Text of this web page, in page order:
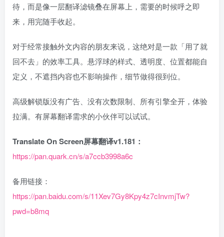
待，而是像一层翻译滤镜叠在屏幕上，需要的时候呼之即
来，用完随手收起。
对于经常接触外文内容的朋友来说，这绝对是一款「用了就
回不去」的效率工具。悬浮球的样式、透明度、位置都能自
定义，不遮挡内容也不影响操作，细节做得很到位。
高级解锁版没有广告、没有次数限制、所有引擎全开，体验
拉满。有屏幕翻译需求的小伙伴可以试试。
Translate On Screen屏幕翻译v1.181：
https://pan.quark.cn/s/a7ccb3998a6c
备用链接：
https://pan.baidu.com/s/11Xev7Gy8Kpy4z7cInvmjTw?
pwd=b8mq